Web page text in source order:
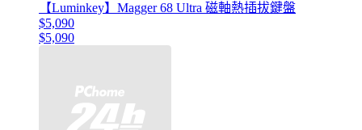
【Luminkey】Magger 68 Ultra 磁軸熱插拔鍵盤
$5,090
$5,090